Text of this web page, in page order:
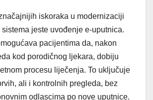
iskoraka u modernizaciji
jeste uvođenje e-uputnica.
pacijentima da, nakon
kod porodičnog ljekara, dobiju
procesu liječenja. To uključuje
ali i kontrolnih pregleda, bez
odlascima po nove uputnice.